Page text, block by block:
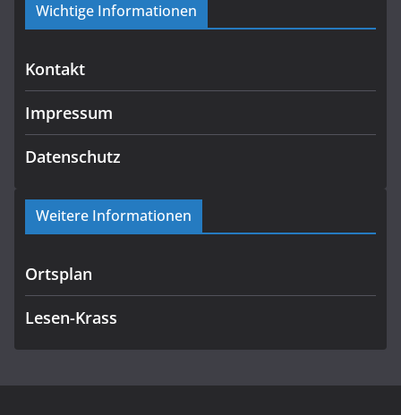
Wichtige Informationen
Kontakt
Impressum
Datenschutz
Weitere Informationen
Ortsplan
Lesen-Krass